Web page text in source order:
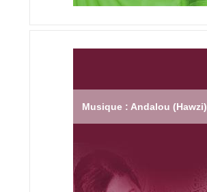
Musique : Andalou (Hawzi)